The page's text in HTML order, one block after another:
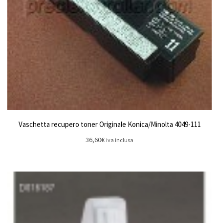
Vaschetta recupero toner Originale Konica/Minolta 4049-111
36,60€ iva inclusa